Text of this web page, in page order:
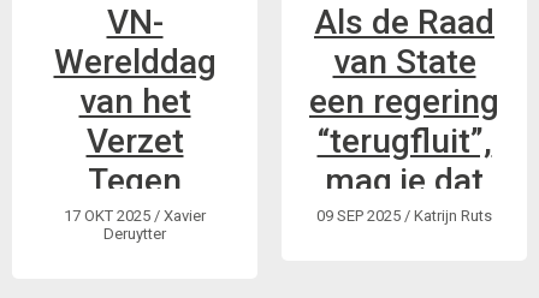
VN-
Werelddag
van het
Verzet
Tegen
Armoede
17 OKT 2025 / Xavier
Deruytter
Als de Raad
van State
een regering
“terugfluit”,
mag je dat
letterlijk
09 SEP 2025 / Katrijn Ruts